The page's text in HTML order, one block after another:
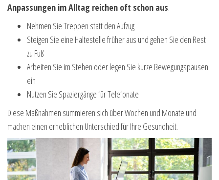
Anpassungen im Alltag reichen oft schon aus.
Nehmen Sie Treppen statt den Aufzug
Steigen Sie eine Haltestelle früher aus und gehen Sie den Rest
zu Fuß
Arbeiten Sie im Stehen oder legen Sie kurze Bewegungspausen
ein
Nutzen Sie Spaziergänge für Telefonate
Diese Maßnahmen summieren sich über Wochen und Monate und
machen einen erheblichen Unterschied für Ihre Gesundheit.